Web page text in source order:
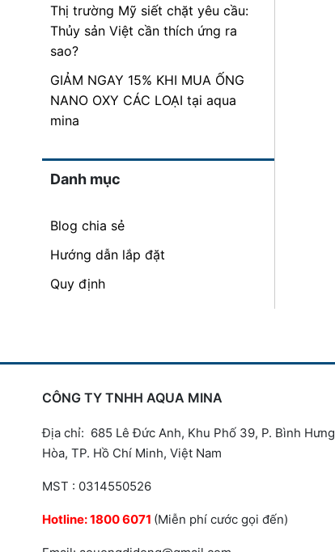
Thị trường Mỹ siết chặt yêu cầu:
Thủy sản Việt cần thích ứng ra
sao?
GIẢM NGAY 15% KHI MUA ỐNG
NANO OXY CÁC LOẠI tại aqua
mina
Danh mục
Blog chia sẻ
Hướng dẫn lắp đặt
Quy định
CÔNG TY TNHH AQUA MINA
Địa chỉ: 685 Lê Đức Anh, Khu Phố 39, P. Bình Hưng
Hòa, TP. Hồ Chí Minh, Việt Nam
MST : 0314550526
Hotline:1800 6071 (Miễn phí cước gọi đến)